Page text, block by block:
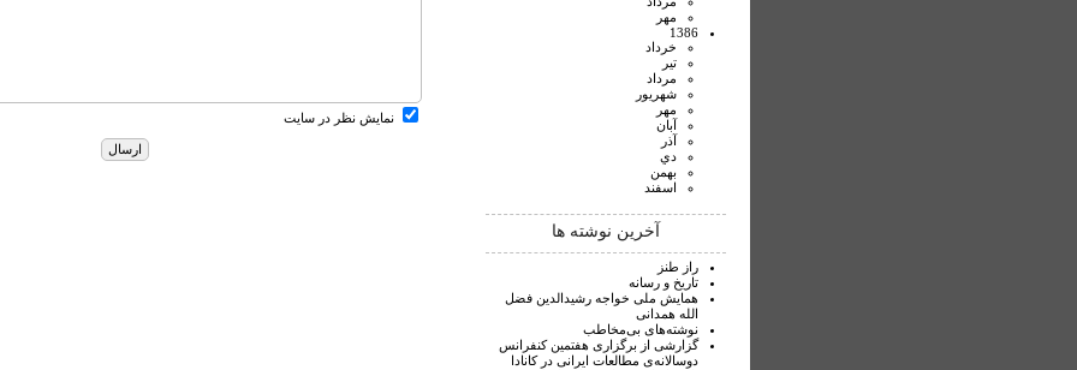
مهر
1386
خرداد
تير
مرداد
شهريور
مهر
آبان
آذر
دي
بهمن
اسفند
آخرین نوشته ها
راز طنز
تاريخ و رسانه
همایش ملی خواجه رشیدالدین فضل
الله همدانی
نوشته‌های بی‌مخاطب
گزارشی از برگزاری هفتمین کنفرانس
دوسالانه‌ی مطالعات ایرانی در کانادا
نمایش نظر در سایت